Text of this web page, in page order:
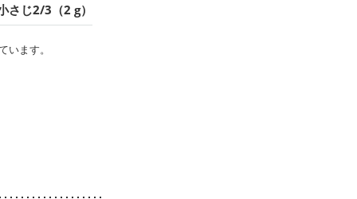
さじ2/3（2 g）
ます。